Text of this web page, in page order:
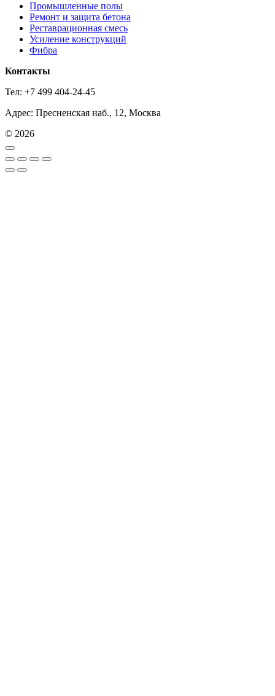
Промышленные полы
Ремонт и защита бетона
Реставрационная смесь
Усиление конструкций
Фибра
Контакты
Тел: +7 499 404-24-45
Адрес: Пресненская наб., 12, Москва
© 2026